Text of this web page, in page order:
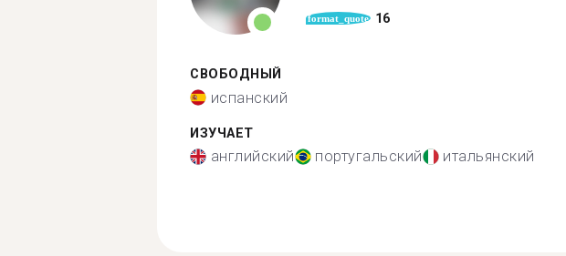
format_quote 16
СВОБОДНЫЙ
испанский
ИЗУЧАЕТ
английский португальский итальянский